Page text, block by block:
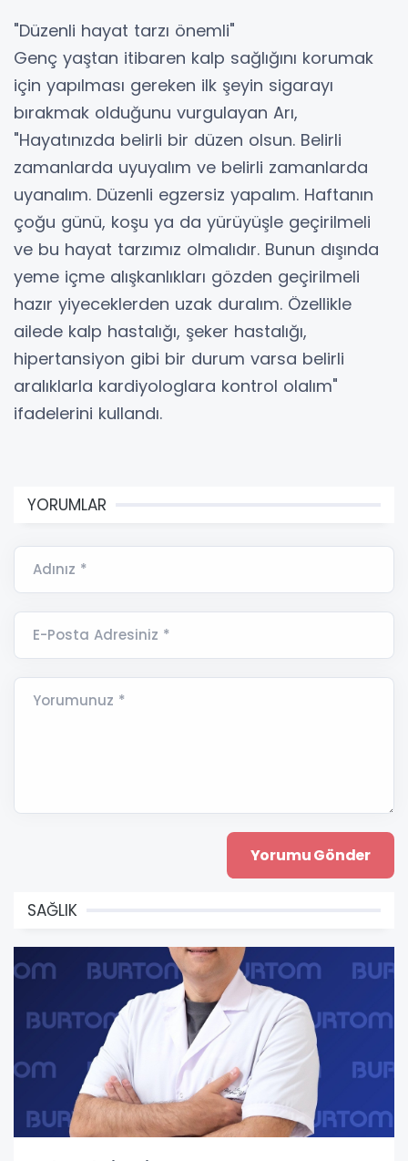
"Düzenli hayat tarzı önemli"
Genç yaştan itibaren kalp sağlığını korumak
için yapılması gereken ilk şeyin sigarayı
bırakmak olduğunu vurgulayan Arı,
"Hayatınızda belirli bir düzen olsun. Belirli
zamanlarda uyuyalım ve belirli zamanlarda
uyanalım. Düzenli egzersiz yapalım. Haftanın
çoğu günü, koşu ya da yürüyüşle geçirilmeli
ve bu hayat tarzımız olmalıdır. Bunun dışında
yeme içme alışkanlıkları gözden geçirilmeli
hazır yiyeceklerden uzak duralım. Özellikle
ailede kalp hastalığı, şeker hastalığı,
hipertansiyon gibi bir durum varsa belirli
aralıklarla kardiyologlara kontrol olalım"
ifadelerini kullandı.
YORUMLAR
Adınız *
E-Posta Adresiniz *
Yorumunuz *
SAĞLIK